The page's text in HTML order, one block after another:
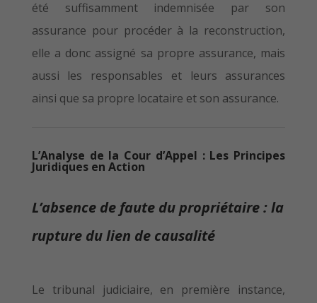
été suffisamment indemnisée par son
assurance pour procéder à la reconstruction,
elle a donc assigné sa propre assurance, mais
aussi les responsables et leurs assurances
ainsi que sa propre locataire et son assurance.
L’Analyse de la Cour d’Appel : Les Principes
Juridiques en Action
L’absence de faute du propriétaire : la
rupture du lien de causalité
Le tribunal judiciaire, en première instance,